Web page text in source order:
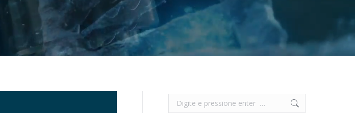
Search: